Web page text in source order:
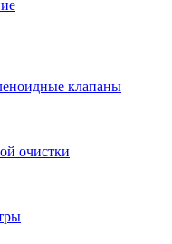
клапаны
очистки